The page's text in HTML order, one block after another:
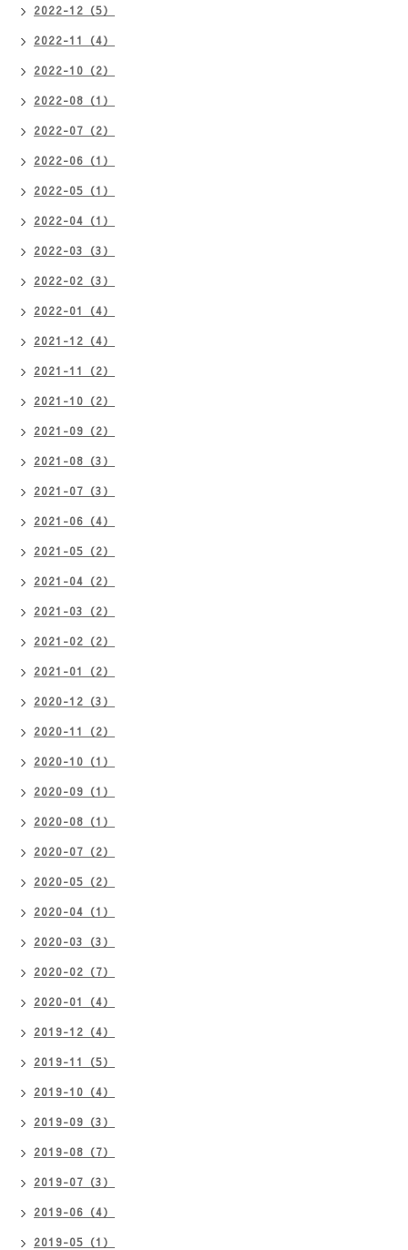
2022-12（5）
2022-11（4）
2022-10（2）
2022-08（1）
2022-07（2）
2022-06（1）
2022-05（1）
2022-04（1）
2022-03（3）
2022-02（3）
2022-01（4）
2021-12（4）
2021-11（2）
2021-10（2）
2021-09（2）
2021-08（3）
2021-07（3）
2021-06（4）
2021-05（2）
2021-04（2）
2021-03（2）
2021-02（2）
2021-01（2）
2020-12（3）
2020-11（2）
2020-10（1）
2020-09（1）
2020-08（1）
2020-07（2）
2020-05（2）
2020-04（1）
2020-03（3）
2020-02（7）
2020-01（4）
2019-12（4）
2019-11（5）
2019-10（4）
2019-09（3）
2019-08（7）
2019-07（3）
2019-06（4）
2019-05（1）